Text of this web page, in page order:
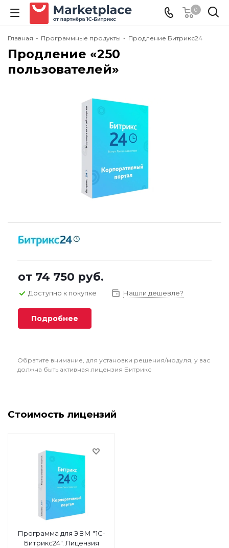
0
Главная - Программные продукты - Продление Битрикс24
Продление «250
пользователей»
от 74 750 руб.
Доступно к покупке Нашли дешевле?
Подробнее
Обратите внимание, для установки решения/модуля, у вас
должна быть активная лицензия Битрикс
Стоимость лицензий
Программа для ЭВМ "1С-
Битрикс24". Лицензия